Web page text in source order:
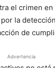
el crimen
la
de
Advertencia